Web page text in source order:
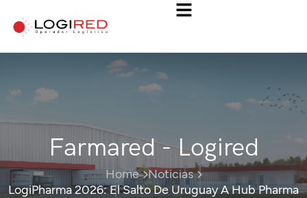
Farmared - Logired
Home Noticias
LogiPharma 2026: El Salto De Uruguay A Hub Pharma